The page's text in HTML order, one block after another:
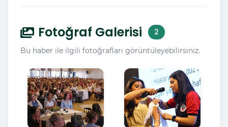
Fotoğraf Galerisi 2
Bu haber ile ilgili fotoğrafları görüntüleyebilirsiniz.